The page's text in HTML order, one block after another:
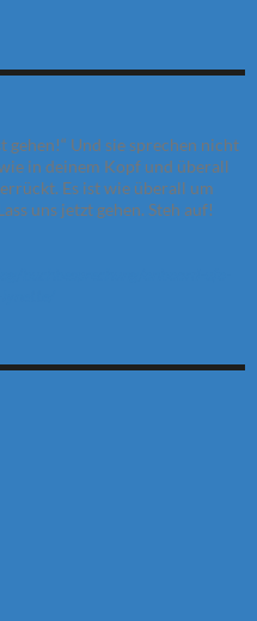
gehen!“ Und sie sprechen nicht
in deinem Kopf und überall
Es ist wie überall um
uns jetzt gehen. Steh auf!